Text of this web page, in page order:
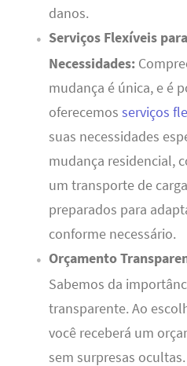
danos.
Serviços Flexíveis
Necessidades:
mudança é única, e é
oferecemos serviços
suas necessidades
mudança residencial,
um transporte de
preparados para
conforme necessário.
Orçamento
Sabemos da
transparente. Ao
você receberá um
sem surpresas